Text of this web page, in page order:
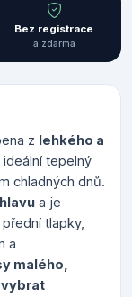
Bez registrace
a zdarma
z lehkého a
ideální tepelný
chladných dnů.
a je
tlapky,
a
malého,
vybrat